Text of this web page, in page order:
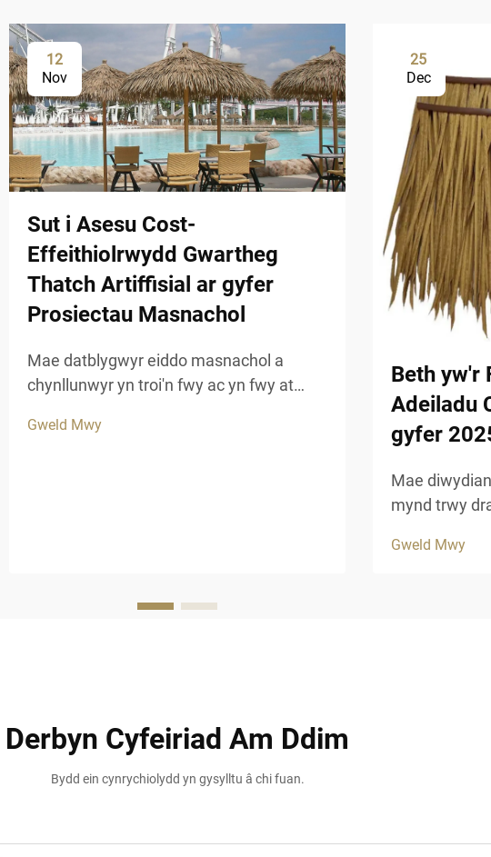
12
Nov
Sut i Asesu Cost-
Effeithiolrwydd Gwartheg
Thatch Artiffisial ar gyfer
Prosiectau Masnachol
Mae datblygwyr eiddo masnachol a
chynllunwyr yn troi'n fwy ac yn fwy at
cyfuno carnedd esteteg â pharhad hir
Gweld Mwy
25
Dec
Beth yw'r
Adeiladu
gyfer
Mae
mynd trwy
a phractisau
Gweld Mwy
Derbyn Cyfeiriad Am Ddim
Bydd ein cynrychiolydd yn gysylltu â chi fuan.